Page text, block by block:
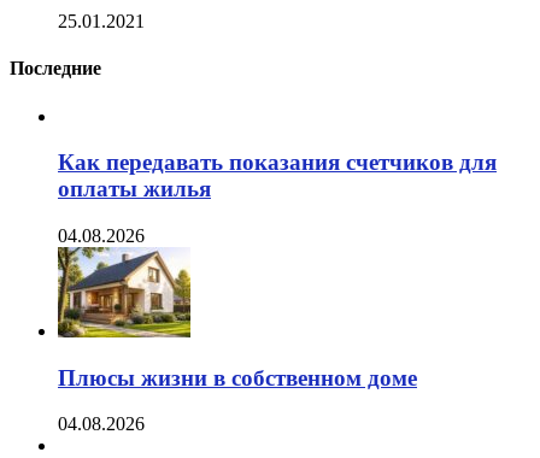
25.01.2021
Последние
Как передавать показания счетчиков для
оплаты жилья
04.08.2026
Плюсы жизни в собственном доме
04.08.2026